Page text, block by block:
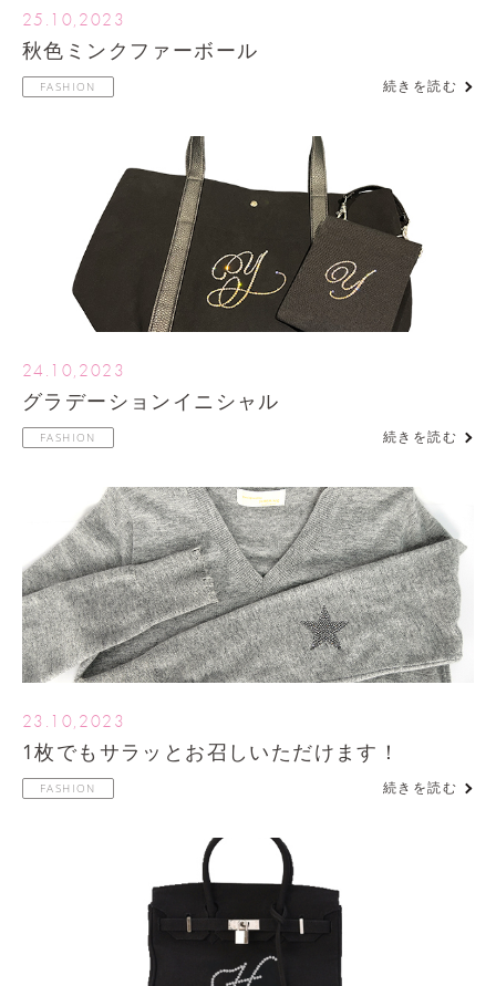
25.10,2023
秋色ミンクファーボール
FASHION 続きを読む
24.10,2023
グラデーションイニシャル
FASHION 続きを読む
23.10,2023
1枚でもサラッとお召しいただけます！
FASHION 続きを読む